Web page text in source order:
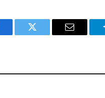
Twitter Email